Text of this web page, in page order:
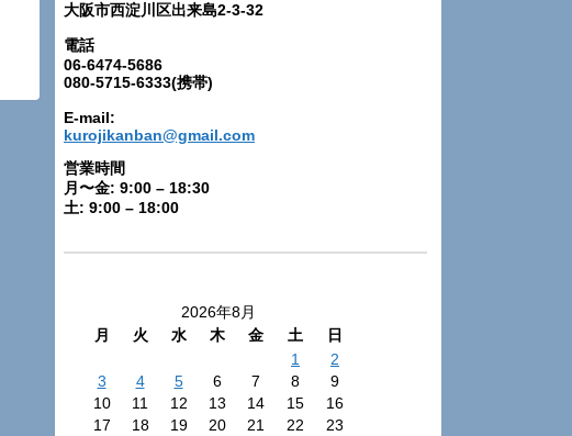
大阪市西淀川区出来島2-3-32
電話
06-6474-5686
080-5715-6333(携帯)
E-mail:
kurojikanban@gmail.com
営業時間
月〜金: 9:00 – 18:30
土: 9:00 – 18:00
2026年8月
月
火 水 木 金 土
日
1
2
3
4 5 6 7 8
9
10
11 12 13 14 15
16
17
18 19 20 21 22
23